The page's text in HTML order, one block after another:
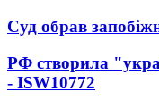
Суд обрав
РФ створила
- ISW10772